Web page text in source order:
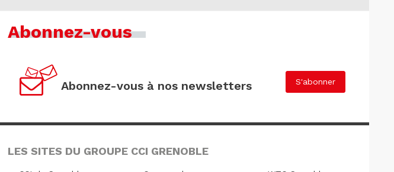
Abonnez-vous
Abonnez-vous à nos newsletters S'abonner
LES SITES DU GROUPE CCI GRENOBLE